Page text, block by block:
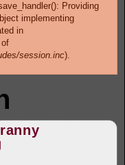
Providing
implementing
in
session.inc).